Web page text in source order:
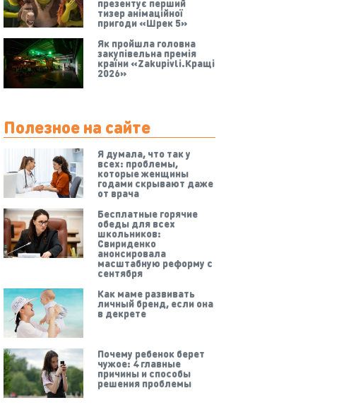
презентує перший
тизер анімаційної
пригоди «Шрек 5»
Як пройшла головна
закупівельна премія
країни «Zakupivli.Кращі
2026»
Полезное на сайте
Я думала, что так у
всех: проблемы,
которые женщины
годами скрывают даже
от врача
Бесплатные горячие
обеды для всех
школьников:
Свириденко
анонсировала
масштабную реформу с
сентября
Как маме развивать
личный бренд, если она
в декрете
Почему ребенок берет
чужое: 4 главные
причины и способы
решения проблемы